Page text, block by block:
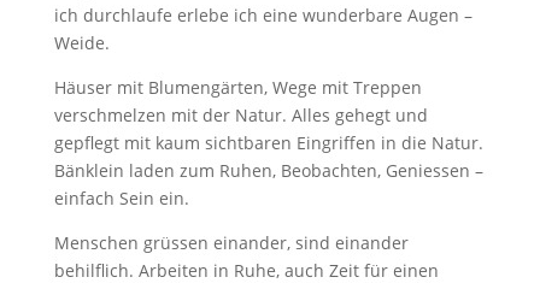
ich durchlaufe erlebe ich eine wunderbare Augen –
Weide.
Häuser mit Blumengärten, Wege mit Treppen
verschmelzen mit der Natur. Alles gehegt und
gepflegt mit kaum sichtbaren Eingriffen in die Natur.
Bänklein laden zum Ruhen, Beobachten, Geniessen –
einfach Sein ein.
Menschen grüssen einander, sind einander
behilflich. Arbeiten in Ruhe, auch Zeit für einen